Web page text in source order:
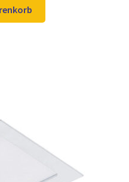
€
ist:
29,97 €.